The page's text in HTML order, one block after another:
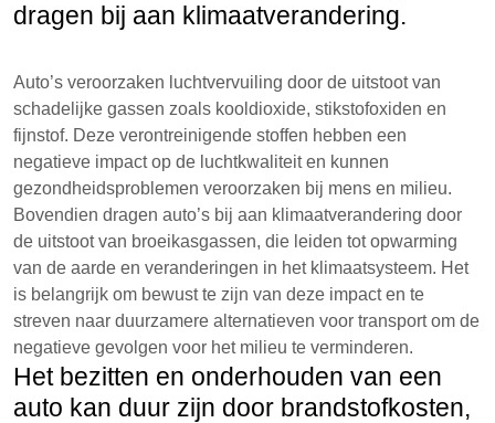
dragen bij aan klimaatverandering.
Auto’s veroorzaken luchtvervuiling door de uitstoot van
schadelijke gassen zoals kooldioxide, stikstofoxiden en
fijnstof. Deze verontreinigende stoffen hebben een
negatieve impact op de luchtkwaliteit en kunnen
gezondheidsproblemen veroorzaken bij mens en milieu.
Bovendien dragen auto’s bij aan klimaatverandering door
de uitstoot van broeikasgassen, die leiden tot opwarming
van de aarde en veranderingen in het klimaatsysteem. Het
is belangrijk om bewust te zijn van deze impact en te
streven naar duurzamere alternatieven voor transport om de
negatieve gevolgen voor het milieu te verminderen.
Het bezitten en onderhouden van een
auto kan duur zijn door brandstofkosten,